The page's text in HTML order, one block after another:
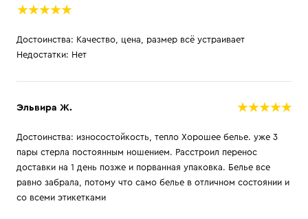
Достоинства: Качество, цена, размер всё устраивает
Недостатки: Нет
Эльвира Ж.
Достоинства: износостойкость, тепло Хорошее белье. уже 3
пары стерла постоянным ношением. Расстроил перенос
доставки на 1 день позже и порванная упаковка. Белье все
равно забрала, потому что само белье в отличном состоянии и
со всеми этикетками